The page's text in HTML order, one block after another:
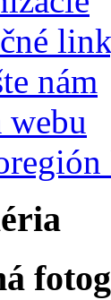
nám
webu